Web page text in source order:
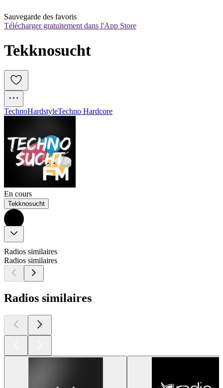
Sauvegarde des favoris
Télécharger gratuitement dans l'App Store
Tekknosucht
TechnoHardstyleTechno Hardcore
En cours
Tekknosucht
Radios similaires
Radios similaires
Radios similaires